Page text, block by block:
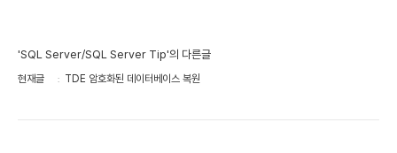
'SQL Server/SQL Server Tip'의 다른글
현재글 TDE 암호화된 데이터베이스 복원